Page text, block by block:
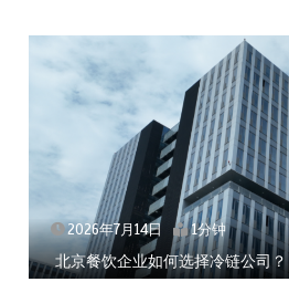
2026年7月14日 1分钟
北京餐饮企业如何选择冷链公司？